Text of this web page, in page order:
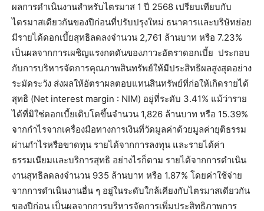
ผลการดำเนินงานสำหรับไตรมาส 1 ปี 2568 เปรียบเทียบกับ
ไตรมาสเดียวกันของปีก่อนที่ปรับปรุงใหม่ ธนาคารและบริษัทย่อย
มีรายได้ดอกเบี้ยสุทธิลดลงจำนวน 2,761 ล้านบาท หรือ 7.23%
เป็นผลจากการเผชิญแรงกดดันของภาวะอัตราดอกเบี้ย ประกอบ
กับการบริหารจัดการคุณภาพสินทรัพย์ให้มีประสิทธิผลสูงสุดอย่าง
ระมัดระวัง ส่งผลให้อัตราผลตอบแทนสินทรัพย์ที่ก่อให้เกิดรายได้
สุทธิ (Net interest margin : NIM) อยู่ที่ระดับ 3.41% แม้ว่าราย
ได้ที่มิใช่ดอกเบี้ยเติบโตขึ้นจำนวน 1,826 ล้านบาท หรือ 15.39%
จากกำไรจากเครื่องมือทางการเงินที่วัดมูลค่าด้วยมูลค่ายุติธรรม
ผ่านกำไรหรือขาดทุน รายได้จากการลงทุน และรายได้ค่า
ธรรมเนียมและบริการสุทธิ อย่างไรก็ตาม รายได้จากการดำเนิน
งานสุทธิลดลงจำนวน 935 ล้านบาท หรือ 1.87% โดยค่าใช้จ่าย
จากการดำเนินงานอื่น ๆ อยู่ในระดับใกล้เคียงกับไตรมาสเดียวกัน
ของปีก่อน เป็นผลจากการบริหารจัดการเพิ่มประสิทธิภาพการ